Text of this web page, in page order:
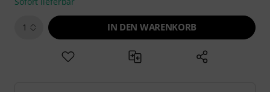
1 IN DEN WARENKORB